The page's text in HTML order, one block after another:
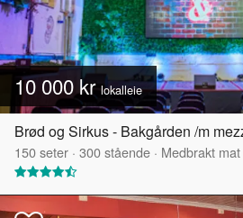
10 000 kr lokalleie
Brød og Sirkus - Bakgården /m
150seter · 300stående · Medbrakt